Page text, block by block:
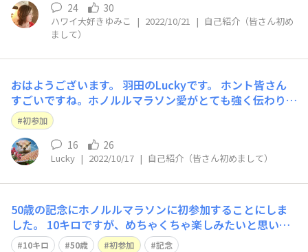
24 30
ハワイ大好きゆみこ | 2022/10/21 | 自己紹介（皆さん初め
まして）
おはようございます。 羽田のLuckyです。 ホント皆さん
すごいですね。ホノルルマラソン愛がとても強く伝わりま
す😊 今回記念大会という事もあり念願だったホノマラに
息子と参加します。忙しい合間を調整して同行してくれる
事に感謝。タイムトライアルでは無く環境、空気を存分に
楽しみたいと思います。🏃‍♂️
初参加
16 26
Lucky | 2022/10/17 | 自己紹介（皆さん初めまして）
50歳の記念にホノルルマラソンに初参加することにしま
した。 10キロですが、めちゃくちゃ楽しみたいと思いま
す😊10キロ 50歳 初参加 記念